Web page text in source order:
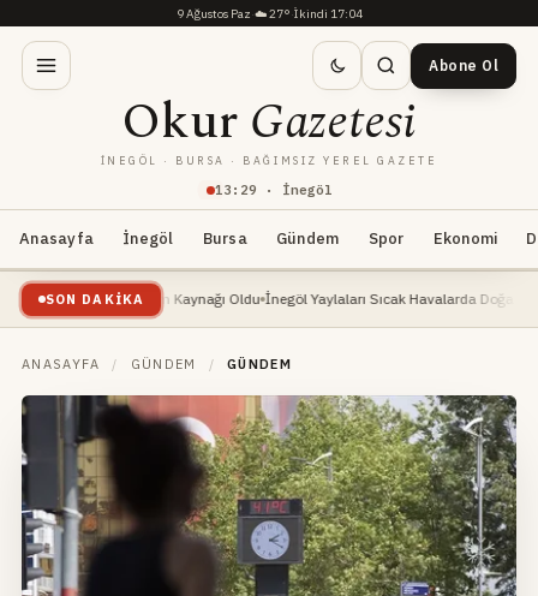
9 Ağustos Paz·☁️27°·İkindi 17:04
13 : 29 · İnegöl
OkurGazetesi
İNEGÖL · BURSA · BAĞIMSIZ YEREL GAZETE
Abone Ol
Anasayfa İnegöl Bursa Gündem Spor Ekonomi
SON DAKIKA
Geçim Kaynağı Oldu İnegöl Yaylaları Sıcak Havalarda Doğa Severlerin Yeni
ANASAYFA / GÜNDEM / GÜNDEM